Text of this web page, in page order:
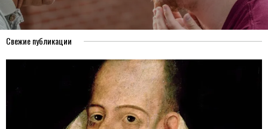
Свежие публикации